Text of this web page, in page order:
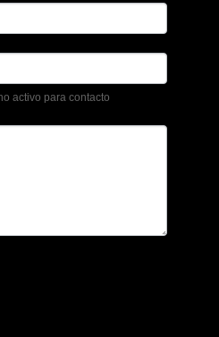
activo para contacto